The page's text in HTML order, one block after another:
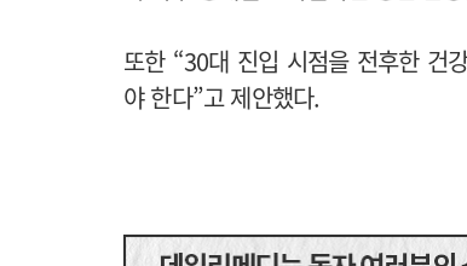
또한 “30대 진입 시점을 전후한 건
야 한다”고 제안했다.